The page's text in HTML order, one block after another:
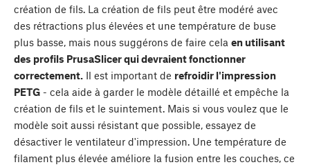
création de fils. La création de fils peut être modéré avec
des rétractions plus élevées et une température de buse
plus basse, mais nous suggérons de faire cela en utilisant
des profils PrusaSlicer qui devraient fonctionner
correctement. Il est important de refroidir l'impression
PETG - cela aide à garder le modèle détaillé et empêche la
création de fils et le suintement. Mais si vous voulez que le
modèle soit aussi résistant que possible, essayez de
désactiver le ventilateur d'impression. Une température de
filament plus élevée améliore la fusion entre les couches, ce